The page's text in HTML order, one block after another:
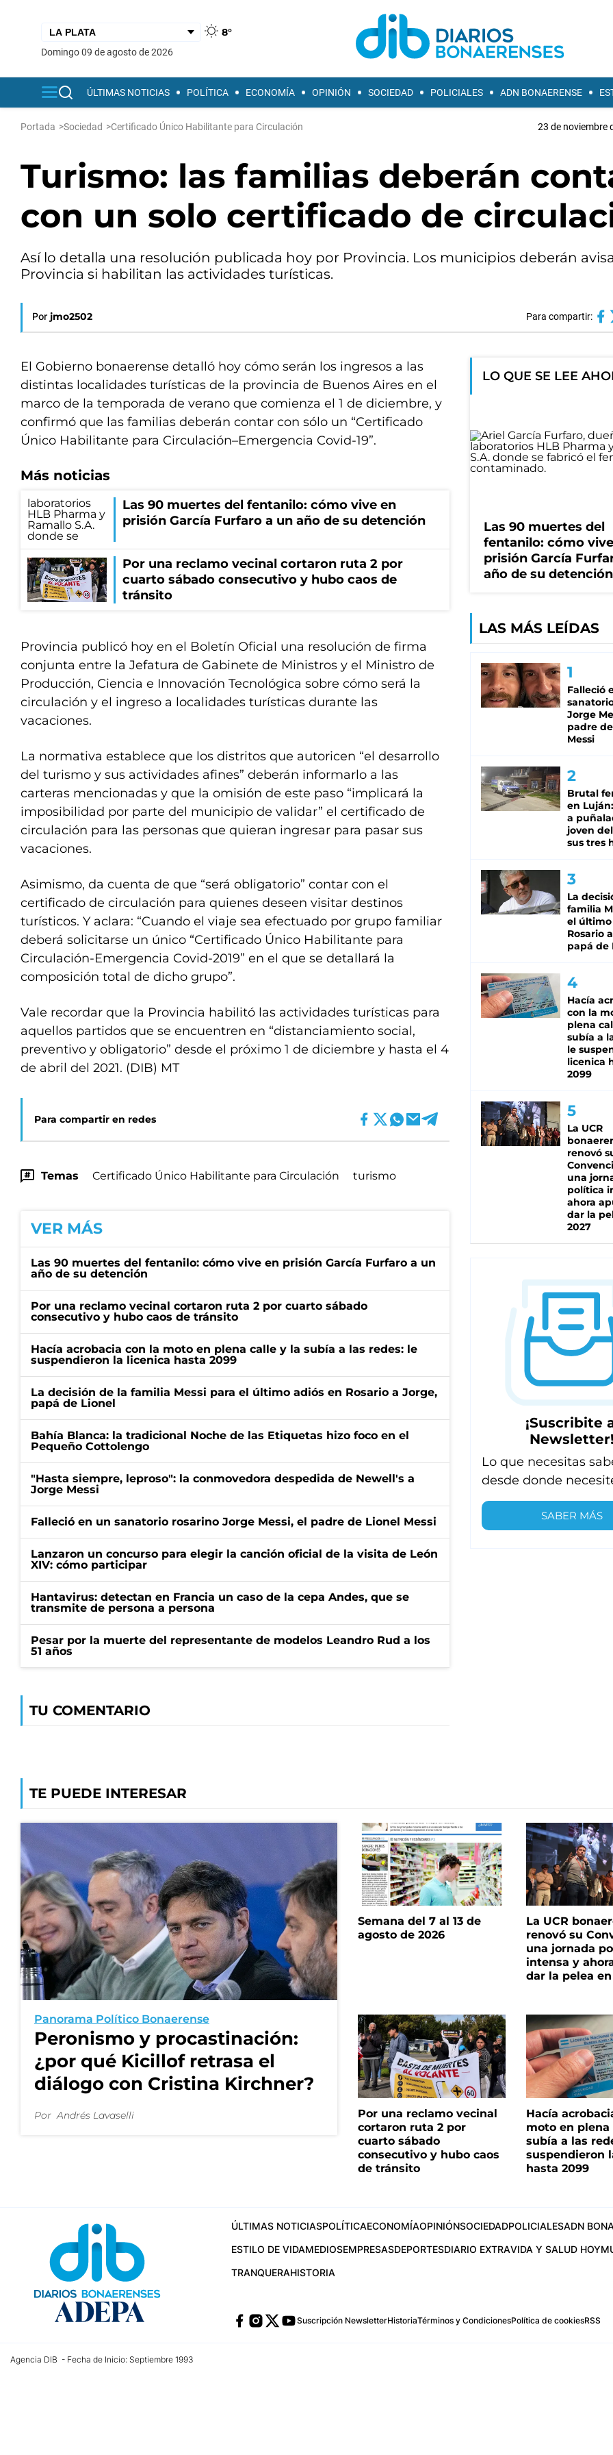
8°
domingo 09 de agosto de 2026
ÚLTIMAS NOTICIAS POLÍTICA ECONOMÍA OPINIÓN SOCIEDAD POLICIALES ADN BONAERENSE
Portada >Sociedad >Certificado Único Habilitante para Circulación 23 de noviembre
Turismo: las familias deberán
con un solo certificado de
Así lo detalla una resolución publicada hoy por Provincia. Los municipios deberán
Provincia si habilitan las actividades turísticas.
Por jmo2502 Para compartir:
El Gobierno bonaerense detalló hoy cómo serán los ingresos a las
distintas localidades turísticas de la provincia de Buenos Aires en el
marco de la temporada de verano que comienza el 1 de diciembre, y
confirmó que las familias deberán contar con sólo un “Certificado
Único Habilitante para Circulación–Emergencia Covid-19”.
Más noticias
Las 90 muertes del fentanilo: cómo vive en
prisión García Furfaro a un año de su detención
Por una reclamo vecinal cortaron ruta 2 por
cuarto sábado consecutivo y hubo caos de
tránsito
Provincia publicó hoy en el Boletín Oficial una resolución de firma
conjunta entre la Jefatura de Gabinete de Ministros y el Ministro de
Producción, Ciencia e Innovación Tecnológica sobre cómo será la
circulación y el ingreso a localidades turísticas durante las
vacaciones.
La normativa establece que los distritos que autoricen “el desarrollo
del turismo y sus actividades afines” deberán informarlo a las
carteras mencionadas y que la omisión de este paso “implicará la
imposibilidad por parte del municipio de validar” el certificado de
circulación para las personas que quieran ingresar para pasar sus
vacaciones.
Asimismo, da cuenta de que “será obligatorio” contar con el
certificado de circulación para quienes deseen visitar destinos
turísticos. Y aclara: “Cuando el viaje sea efectuado por grupo familiar
deberá solicitarse un único “Certificado Único Habilitante para
Circulación-Emergencia Covid-2019” en el que se detallará la
composición total de dicho grupo”.
Vale recordar que la Provincia habilitó las actividades turísticas para
aquellos partidos que se encuentren en “distanciamiento social,
preventivo y obligatorio” desde el próximo 1 de diciembre y hasta el 4
de abril del 2021. (DIB) MT
Para compartir en redes
Temas Certificado Único Habilitante para Circulación turismo
VER MÁS
Las 90 muertes del fentanilo: cómo vive en prisión García Furfaro a un
año de su detención
Por una reclamo vecinal cortaron ruta 2 por cuarto sábado
consecutivo y hubo caos de tránsito
Hacía acrobacia con la moto en plena calle y la subía a las redes: le
suspendieron la licenica hasta 2099
La decisión de la familia Messi para el último adiós en Rosario a Jorge,
papá de Lionel
Bahía Blanca: la tradicional Noche de las Etiquetas hizo foco en el
Pequeño Cottolengo
"Hasta siempre, leproso": la conmovedora despedida de Newell's a
Jorge Messi
Falleció en un sanatorio rosarino Jorge Messi, el padre de Lionel Messi
Lanzaron un concurso para elegir la canción oficial de la visita de León
XIV: cómo participar
Hantavirus: detectan en Francia un caso de la cepa Andes, que se
transmite de persona a persona
Pesar por la muerte del representante de modelos Leandro Rud a los
51 años
TU COMENTARIO
LO QUE SE LEE
Las 90 muertes del
fentanilo: cómo
prisión García
año de su detención
LAS MÁS LEÍDAS
Falleció
Jorge
padre
Messi
Brutal
en
a
joven
sus tres
La
familia
el último
Rosario
papá de
Hacía
con la
plena
subía a
le
licenica
2099
La UCR
renovó
una
política
ahora
dar la
2027
¡Suscribite
Newsletter!
Lo que necesitas
desde donde
SABER MÁS
TE PUEDE INTERESAR
Panorama Político Bonaerense
Peronismo y procastinación:
¿por qué Kicillof retrasa el
diálogo con Cristina Kirchner?
Por Andrés Lavaselli
Semana del 7 al 13 de
agosto de 2026
La UCR
renovó su
una jornada
intensa y
dar la pelea en
Por una reclamo vecinal
cortaron ruta 2 por
cuarto sábado
consecutivo y hubo caos
de tránsito
Hacía
moto en plena
subía a las
suspendieron
hasta 2099
ÚLTIMAS NOTICIASPOLÍTICAECONOMÍAOPINIÓNSOCIEDADPOLICIALESADN
ESTILO DE VIDAMEDIOSEMPRESASDEPORTESDIARIO EXTRAVIDA Y SALUD HOY
TRANQUERAHISTORIA
Suscripción NewsletterHistoriaTérminos y CondicionesPolítica de cookiesRSS
Agencia DIB - Fecha de Inicio: Septiembre 1993